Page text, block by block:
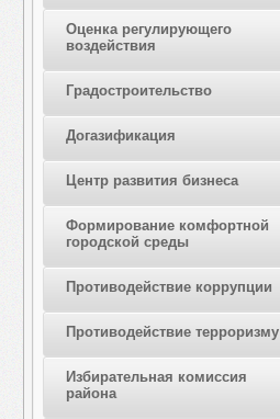
Оценка регулирующего
воздействия
Градостроительство
Догазификация
Центр развития бизнеса
Формирование комфортной
городской среды
Противодействие коррупции
Противодействие терроризму
Избирательная комиссия
района